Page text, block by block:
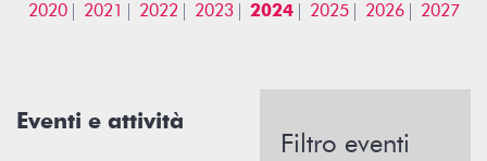
2020
2021 2022 2023 2024 2025 2026 2027
Eventi e attività
Filtro eventi